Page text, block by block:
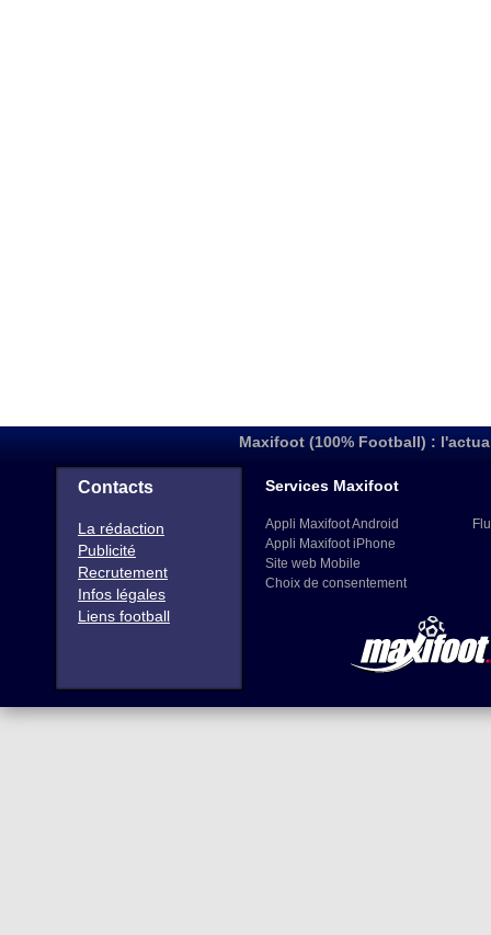
Maxifoot (100% Football) :
Contacts
La rédaction
Publicité
Recrutement
Infos légales
Liens football
Services Maxifoot
Appli Maxifoot Android
Appli Maxifoot iPhone
Site web Mobile
Choix de consentement